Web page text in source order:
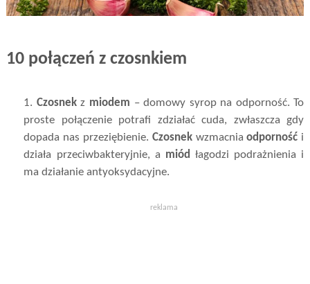
10 połączeń z czosnkiem
1. Czosnekz miodem – domowy syrop na odporność. To
proste połączenie potrafi zdziałać cuda, zwłaszcza gdy
dopada nas przeziębienie. Czosnekwzmacniaodporność i
działa przeciwbakteryjnie, a miód łagodzi podrażnienia i
ma działanie antyoksydacyjne.
reklama